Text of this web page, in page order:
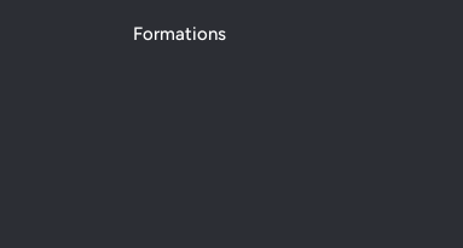
Formations